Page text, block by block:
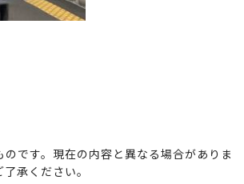
です。現在の内容と異なる場合がありま
承ください。